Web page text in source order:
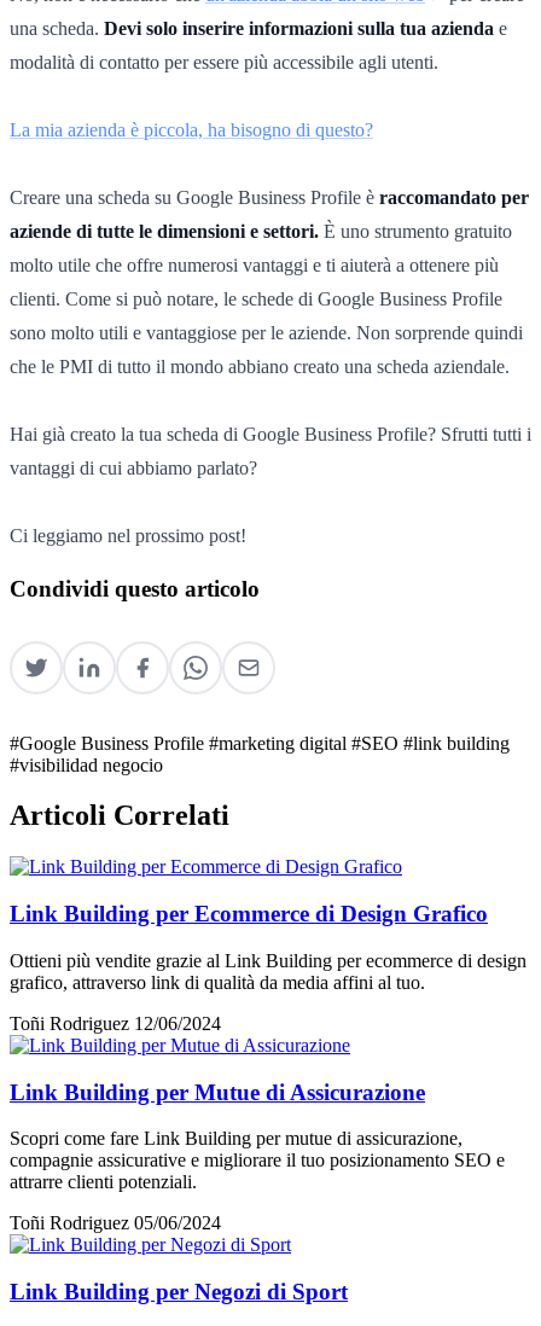
una scheda. Devi solo inserire informazioni sulla tua azienda e
modalità di contatto per essere più accessibile agli utenti.
La mia azienda è piccola, ha bisogno di questo?
Creare una scheda su Google Business Profile è raccomandato per
aziende di tutte le dimensioni e settori. È uno strumento gratuito
molto utile che offre numerosi vantaggi e ti aiuterà a ottenere più
clienti. Come si può notare, le schede di Google Business Profile
sono molto utili e vantaggiose per le aziende. Non sorprende quindi
che le PMI di tutto il mondo abbiano creato una scheda aziendale.
Hai già creato la tua scheda di Google Business Profile? Sfrutti tutti i
vantaggi di cui abbiamo parlato?
Ci leggiamo nel prossimo post!
Condividi questo articolo
#Google Business Profile #marketing digital #SEO #link building
#visibilidad negocio
Articoli Correlati
Link Building per Ecommerce di Design Grafico
Ottieni più vendite grazie al Link Building per ecommerce di design
grafico, attraverso link di qualità da media affini al tuo.
Toñi Rodriguez 12/06/2024
Link Building per Mutue di Assicurazione
Scopri come fare Link Building per mutue di assicurazione,
compagnie assicurative e migliorare il tuo posizionamento SEO e
attrarre clienti potenziali.
Toñi Rodriguez 05/06/2024
Link Building per Negozi di Sport